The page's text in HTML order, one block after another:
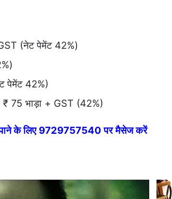
(नेट पेमेंट 42%)
पेमेंट 42%)
75 भाड़ा + GST (42%)
के लिए 9729757540 पर मैसेज करें